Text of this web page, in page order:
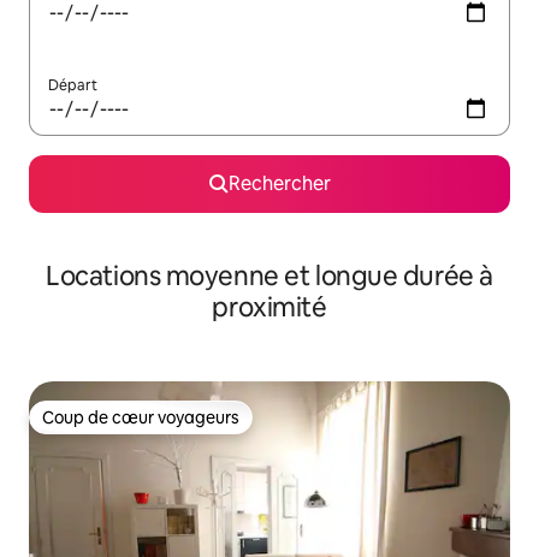
Départ
Rechercher
Locations moyenne et longue durée à
proximité
Coup de cœur voyageurs
Coup de cœur voyageurs